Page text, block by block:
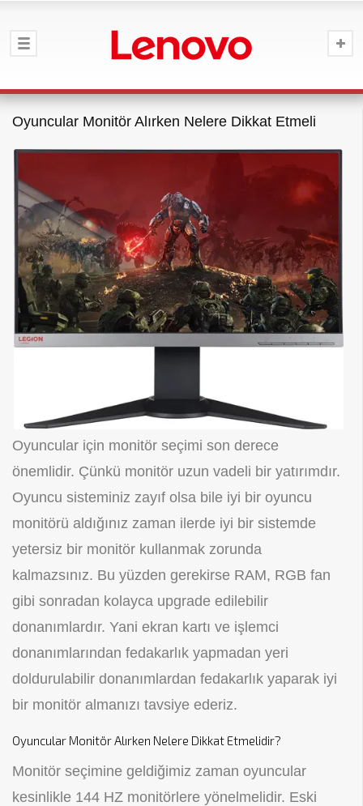
Oyuncular Monitör Alırken Nelere Dikkat Etmeli
Oyuncular için monitör seçimi son derece
önemlidir. Çünkü monitör uzun vadeli bir yatırımdır.
Oyuncu sisteminiz zayıf olsa bile iyi bir oyuncu
monitörü aldığınız zaman ilerde iyi bir sistemde
yetersiz bir monitör kullanmak zorunda
kalmazsınız. Bu yüzden gerekirse RAM, RGB fan
gibi sonradan kolayca upgrade edilebilir
donanımlardır. Yani ekran kartı ve işlemci
donanımlarından fedakarlık yapmadan yeri
doldurulabilir donanımlardan fedakarlık yaparak iyi
bir monitör almanızı tavsiye ederiz.
Oyuncular Monitör Alırken Nelere Dikkat Etmelidir?
Monitör seçimine geldiğimiz zaman oyuncular
kesinlikle 144 HZ monitörlere yönelmelidir. Eski